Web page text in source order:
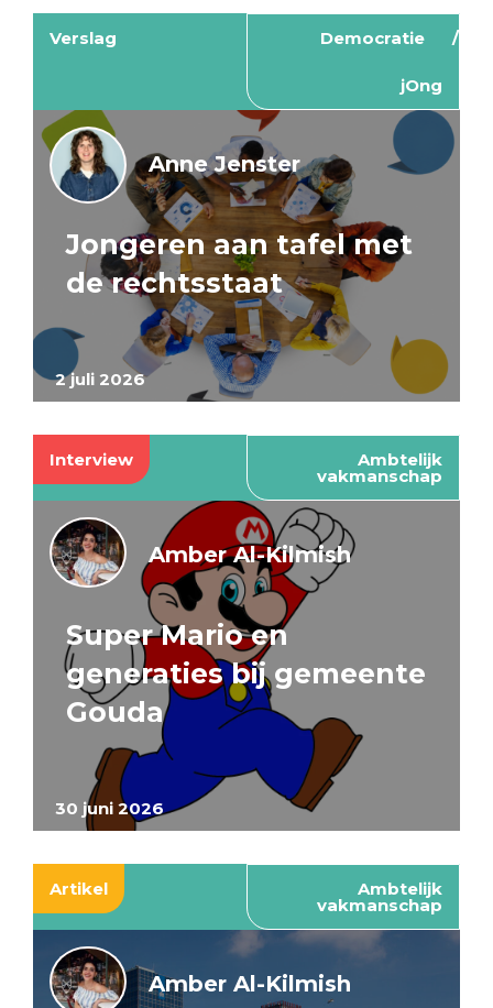
Verslag Democratie
jOng
2 juli 2026
Anne Jenster
Jongeren aan tafel met
de rechtsstaat
Interview Ambtelijk
vakmanschap
30 juni 2026
Amber Al-Kilmish
Super Mario en
generaties bij gemeente
Gouda
Artikel Ambtelijk
vakmanschap
Amber Al-Kilmish